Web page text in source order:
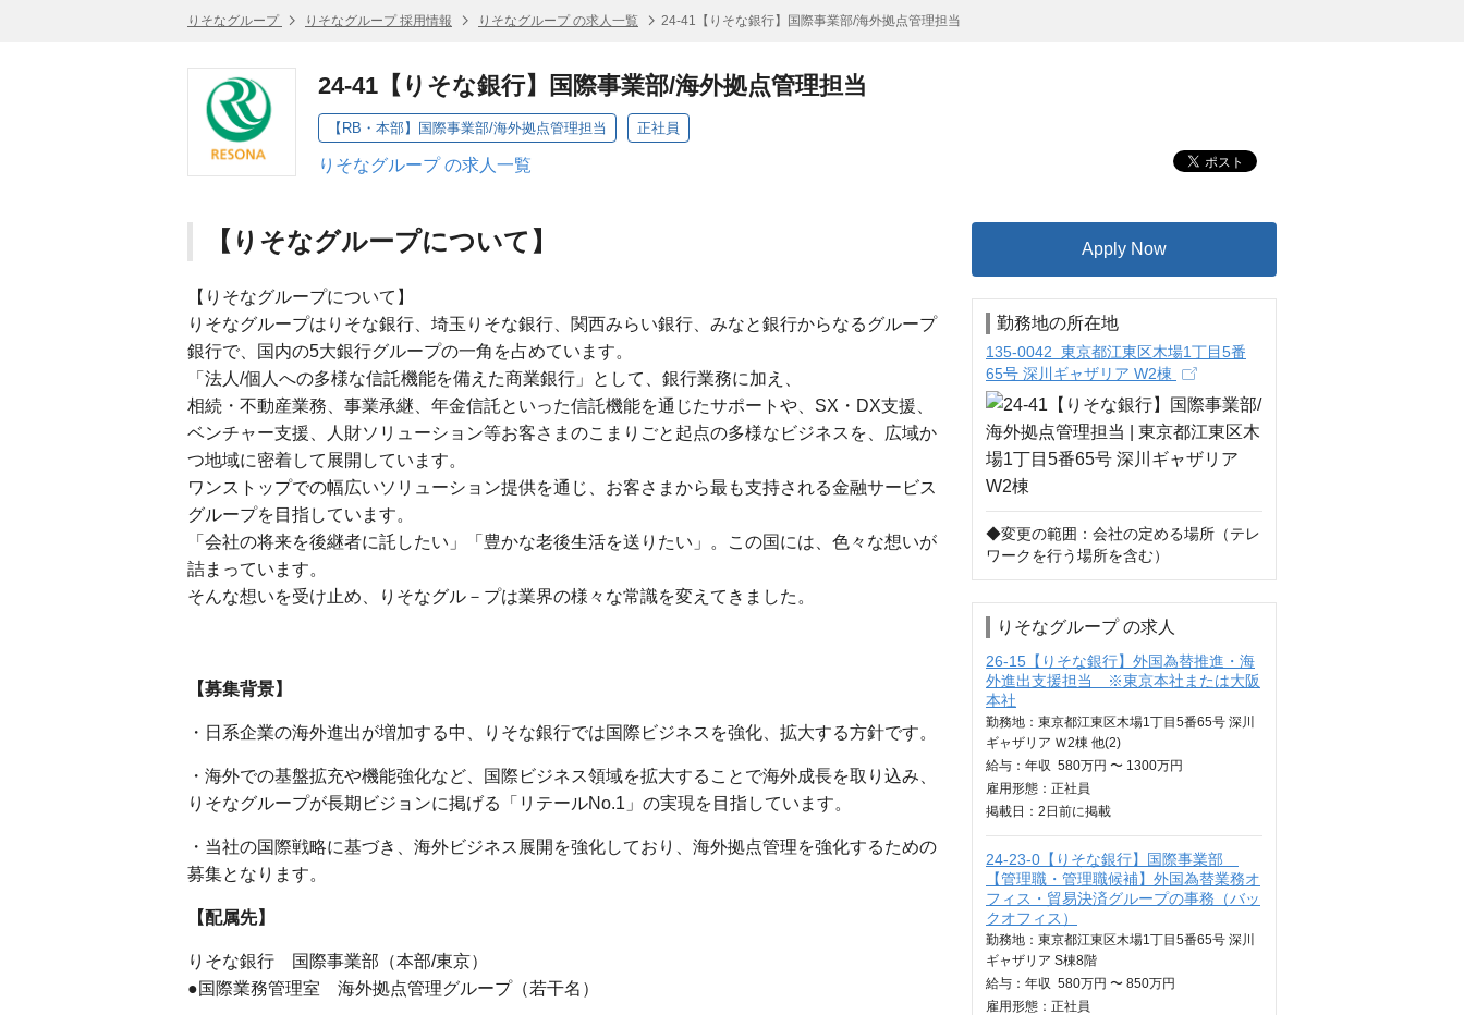
りそなグループ りそなグループ 採用情報 りそなグループ の求人一覧 24-41【りそな銀行】国際事業部/海外拠点管理担当
24-41【りそな銀行】国際事業部/海外拠点管理担当
【RB・本部】国際事業部/海外拠点管理担当 正社員
りそなグループ の求人一覧
【りそなグループについて】
【りそなグループについて】
りそなグループはりそな銀行、埼玉りそな銀行、関西みらい銀行、みなと銀行からなるグループ
銀行で、国内の5大銀行グループの一角を占めています。
「法人/個人への多様な信託機能を備えた商業銀行」として、銀行業務に加え、
相続・不動産業務、事業承継、年金信託といった信託機能を通じたサポートや、SX・DX支援、
ベンチャー支援、人財ソリューション等お客さまのこまりごと起点の多様なビジネスを、広域か
つ地域に密着して展開しています。
ワンストップでの幅広いソリューション提供を通じ、お客さまから最も支持される金融サービス
グループを目指しています。
「会社の将来を後継者に託したい」「豊かな老後生活を送りたい」。この国には、色々な想いが
詰まっています。
そんな想いを受け止め、りそなグル－プは業界の様々な常識を変えてきました。
【募集背景】
・日系企業の海外進出が増加する中、りそな銀行では国際ビジネスを強化、拡大する方針です。
・海外での基盤拡充や機能強化など、国際ビジネス領域を拡大することで海外成長を取り込み、
りそなグループが長期ビジョンに掲げる「リテールNo.1」の実現を目指しています。
・当社の国際戦略に基づき、海外ビジネス展開を強化しており、海外拠点管理を強化するための
募集となります。
【配属先】
りそな銀行 国際事業部（本部/東京）
●国際業務管理室 海外拠点管理グループ（若干名）
Apply Now
勤務地の所在地
135-0042 東京都江東区木場1丁目5番
65号 深川ギャザリア W2棟
◆変更の範囲：会社の定める場所（テレ
ワークを行う場所を含む）
りそなグループ の求人
26-15【りそな銀行】外国為替推進・海
外進出支援担当 ※東京本社または大阪
本社
勤務地：東京都江東区木場1丁目5番65号 深川
ギャザリア Ｗ2棟 他(2)
給与： 年収 580万円 〜 1300万円
雇用形態：正社員
掲載日： 2日 前に掲載
24-23-0【りそな銀行】国際事業部
【管理職・管理職候補】外国為替業務オ
フィス・貿易決済グループの事務（バッ
クオフィス）
勤務地：東京都江東区木場1丁目5番65号 深川
ギャザリア S棟8階
給与： 年収 580万円 〜 850万円
雇用形態：正社員